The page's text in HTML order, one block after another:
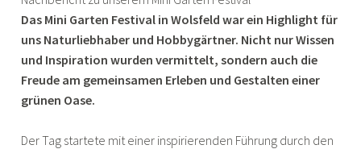
Das Mini Garten Festival in Wolsfeld war ein Highlight für
uns Naturliebhaber und Hobbygärtner. Nicht nur Wissen
und Inspiration wurden vermittelt, sondern auch die
Freude am gemeinsamen Erleben und Gestalten einer
grünen Oase.
Der Tag startete mit einer inspirierenden Führung durch den